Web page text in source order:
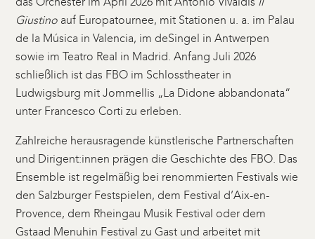
Giustino auf Europatournee, mit Stationen u. a. im Palau
de la Música in Valencia, im deSingel in Antwerpen
sowie im Teatro Real in Madrid. Anfang Juli 2026
schließlich ist das FBO im Schlosstheater in
Ludwigsburg mit Jommellis „La Didone abbandonata“
unter Francesco Corti zu erleben.
Zahlreiche herausragende künstlerische Partnerschaften
und Dirigent:innen prägen die Geschichte des FBO. Das
Ensemble ist regelmäßig bei renommierten Festivals wie
den Salzburger Festspielen, dem Festival d’Aix-en-
Provence, dem Rheingau Musik Festival oder dem
Gstaad Menuhin Festival zu Gast und arbeitet mit